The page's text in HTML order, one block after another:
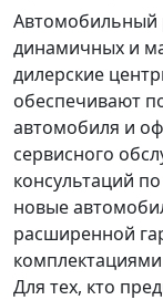
динамичных и
дилерские
обеспечивают
автомобиля и
сервисного
консультаций
новые
расширенной
Для тех, кто